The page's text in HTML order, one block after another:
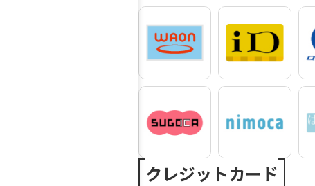
クレジットカード